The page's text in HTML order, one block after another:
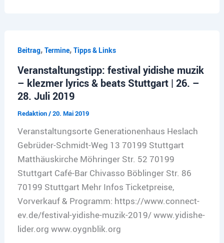
Beitrag, Termine, Tipps & Links
Veranstaltungstipp: festival yidishe muzik
– klezmer lyrics & beats Stuttgart | 26. –
28. Juli 2019
Redaktion/20. Mai 2019
Veranstaltungsorte Generationenhaus Heslach
Gebrüder-Schmidt-Weg 13 70199 Stuttgart
Matthäuskirche Möhringer Str. 52 70199
Stuttgart Café-Bar Chivasso Böblinger Str. 86
70199 Stuttgart Mehr Infos Ticketpreise,
Vorverkauf & Programm: https://www.connect-
ev.de/festival-yidishe-muzik-2019/ www.yidishe-
lider.org www.oygnblik.org